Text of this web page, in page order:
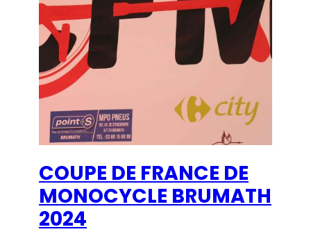
COUPE DE FRANCE DE
MONOCYCLE BRUMATH
2024